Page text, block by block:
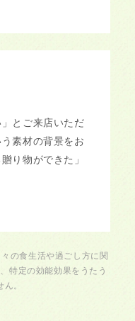
」とご来店いただ
素材の背景をお
り物ができた」
の食生活や過ごし方に関
特定の効能効果をうたう
。